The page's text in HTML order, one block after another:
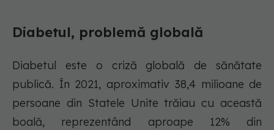
Diabetul, problemă globală
Diabetul este o criză globală de sănătate
publică. În 2021, aproximativ 38,4 milioane de
persoane din Statele Unite trăiau cu această
boală, reprezentând aproape 12% din